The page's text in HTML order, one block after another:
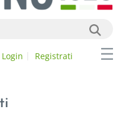
Login Registrati